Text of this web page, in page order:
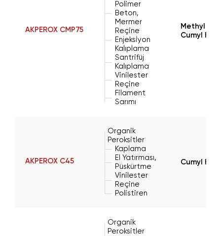
AKPEROX CMP75
Polimer
Beton,
Mermer
Reçine
Enjeksiyon
Kalıplama
Santrifüj
Kalıplama
Vinilester
Reçine
Filament
Sarımı
Methyl
Cumyl
AKPEROX C45
Organik
Peroksitler
Kaplama
El Yatırması,
Püskürtme
Vinilester
Reçine
Polistiren
Cumyl
Organik
Peroksitler